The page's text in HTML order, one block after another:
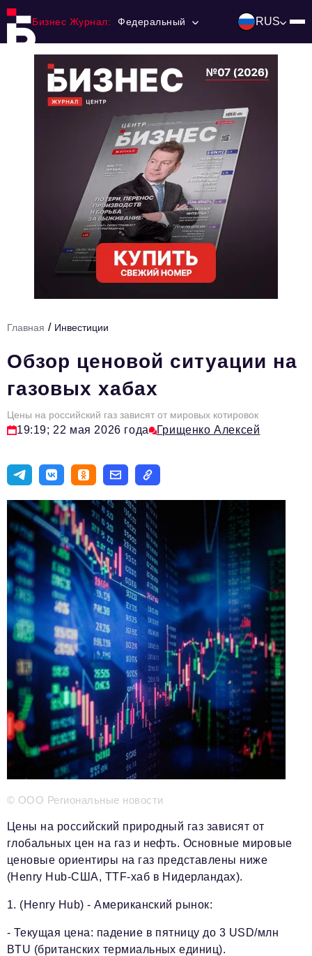
Бизнес Журнал: Федеральный RUS
Ниши и рынки
Технологии и тренды
HR
Персона номера
Юридический практикум
Туризм
ОПК
Эксперты
Авторские материалы
Видео
Телефон редакции:+7 495 727-01-67
Электронные почты редакции:
Информационный отдел
info@business-magazine.online
Отдел рекламы
reklama@business-magazine.online
Отдел распространения/редакционная подписка
podpiska@business-magazine.online
partner@business-magazine.online
Главная / Инвестиции
Обзор ценовой ситуации на
газовых хабах
Цены на российский газ зависят от мировых котировок
19:19; 22 мая 2026 года Грищенко Алексей
© ООО Региональные новости
Цены на российский природный газ зависят от
глобальных цен на газ и нефть. Основные мировые
ценовые ориентиры на газ представлены ниже
(Henry Hub-США, TTF-хаб в Нидерландах).
1. (Henry Hub) - Американский рынок:
- Текущая цена: падение в пятницу до 3 USD/млн
BTU (британских термиальных единиц).